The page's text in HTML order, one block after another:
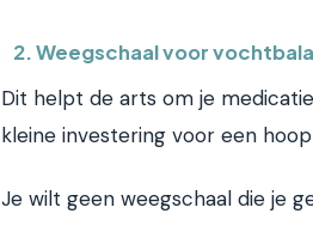
2. Weegschaal voor
Dit helpt de arts om je
kleine investering voor een
Je wilt geen weegschaal die je